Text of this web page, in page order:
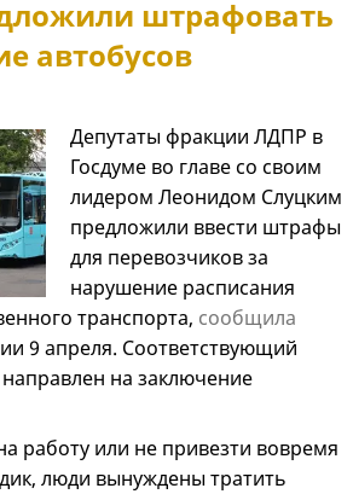
штрафовать
автобусов
Депутаты фракции ЛДПР в
Госдуме во главе со своим
лидером Леонидом Слуцким
предложили ввести штрафы
для перевозчиков за
нарушение расписания
транспорта, сообщила
9 апреля. Соответствующий
на заключение
работу или не привезти вовремя
люди вынуждены тратить